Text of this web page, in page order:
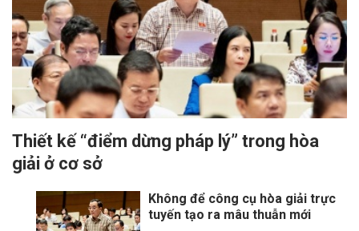
Thiết kế “điểm dừng pháp lý” trong hòa
giải ở cơ sở
Không để công cụ hòa giải trực
tuyến tạo ra mâu thuẫn mới